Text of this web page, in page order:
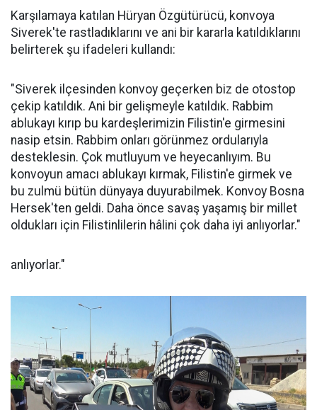
Karşılamaya katılan Hüryan Özgütürücü, konvoya
Siverek'te rastladıklarını ve ani bir kararla katıldıklarını
belirterek şu ifadeleri kullandı:
"Siverek ilçesinden konvoy geçerken biz de otostop
çekip katıldık. Ani bir gelişmeyle katıldık. Rabbim
ablukayı kırıp bu kardeşlerimizin Filistin'e girmesini
nasip etsin. Rabbim onları görünmez ordularıyla
desteklesin. Çok mutluyum ve heyecanlıyım. Bu
konvoyun amacı ablukayı kırmak, Filistin'e girmek ve
bu zulmü bütün dünyaya duyurabilmek. Konvoy Bosna
Hersek'ten geldi. Daha önce savaş yaşamış bir millet
oldukları için Filistinlilerin hâlini çok daha iyi anlıyorlar."
anlıyorlar."